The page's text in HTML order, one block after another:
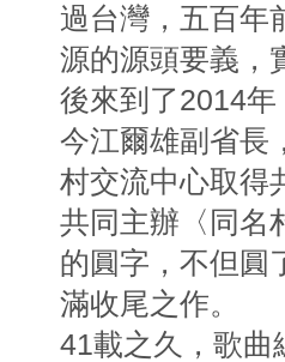
過台灣，五百年
源的源頭要義，
後來到了2014
今江爾雄副省長
村交流中心取得
共同主辦〈同名
的圓字，不但圓
滿收尾之
41載之久，歌曲